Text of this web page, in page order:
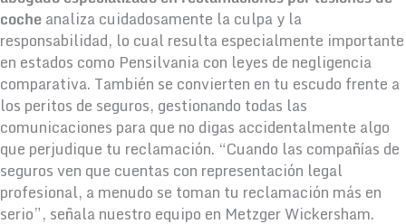
cocheanaliza cuidadosamente la culpa y la
responsabilidad, lo cual resulta especialmente importante
en estados como Pensilvania con leyes de negligencia
comparativa. También se convierten en tu escudo frente a
los peritos de seguros, gestionando todas las
comunicaciones para que no digas accidentalmente algo
que perjudique tu reclamación. “Cuando las compañías de
seguros ven que cuentas con representación legal
profesional, a menudo se toman tu reclamación más en
serio”, señala nuestro equipo en Metzger Wickersham.